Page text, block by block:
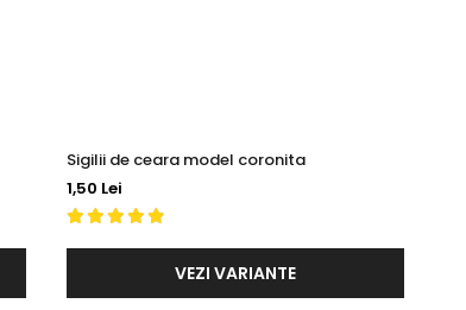
Sigilii de ceara model coronita
1,50 Lei
VEZI VARIANTE